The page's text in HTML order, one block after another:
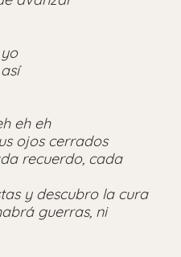
eh eh
ojos cerrados
recuerdo, cada
y descubro la cura
guerras, ni